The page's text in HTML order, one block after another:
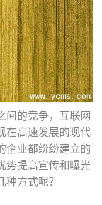
间的竞争，互联网
在高速发展的现代
企业都纷纷建立的
势提高宣传和曝光
种方式呢？